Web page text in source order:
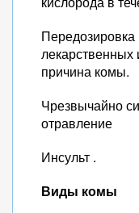
лекарственных
причина комы.
Чрезвычайно
отравление
Инсульт .
Виды комы